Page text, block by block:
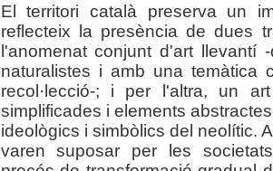
El territori català preserva un
reflecteix la presència de dues
l'anomenat conjunt d'art llevantí
naturalistes i amb una
recol·lecció-; i per l'altra, un
simplificades i elements
ideològics i simbòlics del neolític.
varen suposar per les